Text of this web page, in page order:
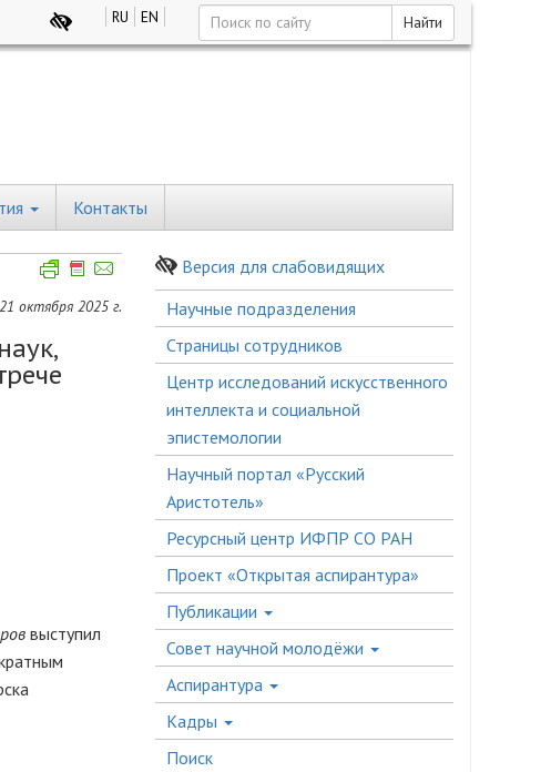
RU EN Найти
Контакты
21 октября 2025 г.
выступил
Версия для слабовидящих
Боковое
меню
Научные подразделения
Страницы сотрудников
Центр исследований искусственного
интеллекта и социальной
эпистемологии
Научный портал «Русский
Аристотель»
Ресурсный центр ИФПР СО РАН
Проект «Открытая аспирантура»
Публикации
Совет научной молодёжи
Аспирантура
Кадры
Поиск